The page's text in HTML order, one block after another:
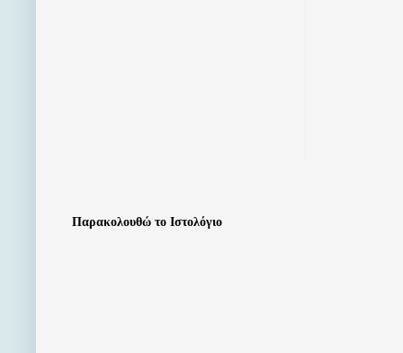
Παρακολουθώ το Ιστολόγιο